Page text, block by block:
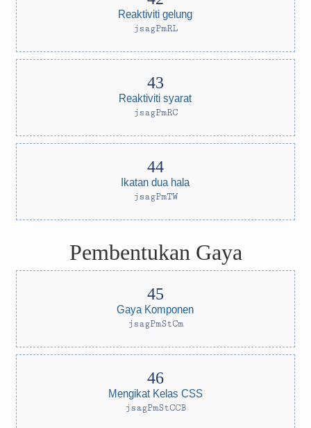
Reaktiviti gelung
jsagPmRL
Reaktiviti syarat
jsagPmRC
Ikatan dua hala
jsagPmTW
Pembentukan Gaya
Gaya Komponen
jsagPmStCm
Mengikat Kelas CSS
jsagPmStCCB